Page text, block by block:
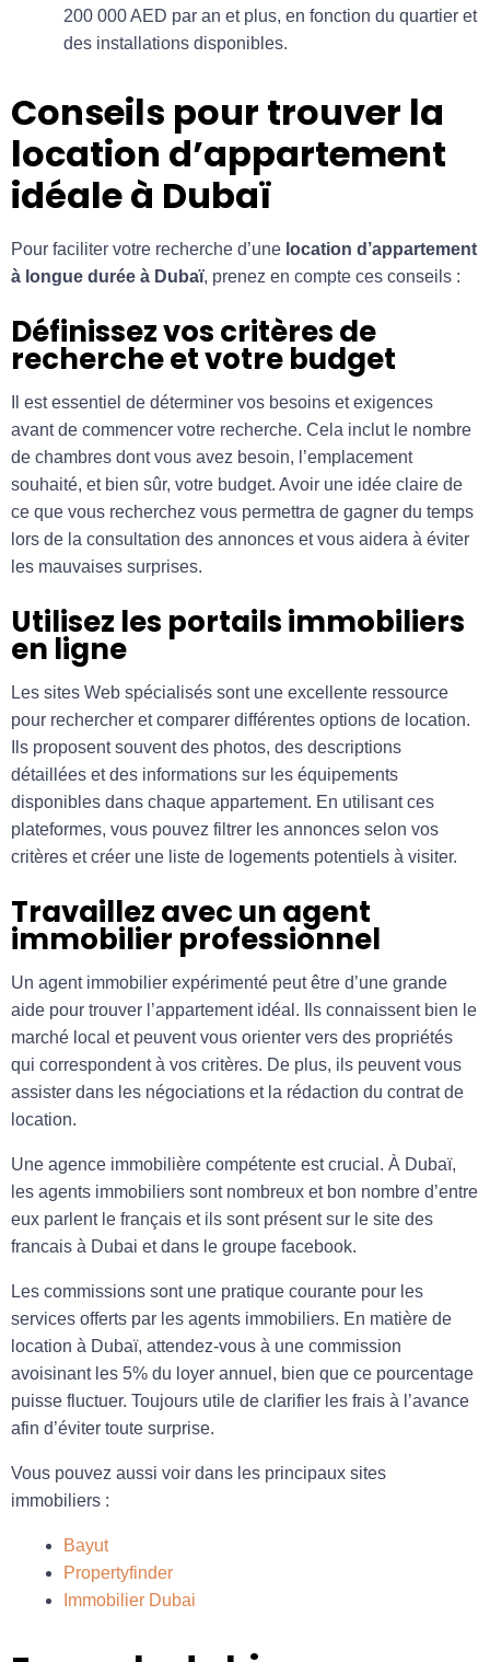
200 000 AED par an et plus, en fonction du quartier et
des installations disponibles.
Conseils pour trouver la
location d’appartement
idéale à Dubaï
Pour faciliter votre recherche d’une location d’appartement
à longue durée à Dubaï, prenez en compte ces conseils :
Définissez vos critères de
recherche et votre budget
Il est essentiel de déterminer vos besoins et exigences
avant de commencer votre recherche. Cela inclut le nombre
de chambres dont vous avez besoin, l’emplacement
souhaité, et bien sûr, votre budget. Avoir une idée claire de
ce que vous recherchez vous permettra de gagner du temps
lors de la consultation des annonces et vous aidera à éviter
les mauvaises surprises.
Utilisez les portails immobiliers
en ligne
Les sites Web spécialisés sont une excellente ressource
pour rechercher et comparer différentes options de location.
Ils proposent souvent des photos, des descriptions
détaillées et des informations sur les équipements
disponibles dans chaque appartement. En utilisant ces
plateformes, vous pouvez filtrer les annonces selon vos
critères et créer une liste de logements potentiels à visiter.
Travaillez avec un agent
immobilier professionnel
Un agent immobilier expérimenté peut être d’une grande
aide pour trouver l’appartement idéal. Ils connaissent bien le
marché local et peuvent vous orienter vers des propriétés
qui correspondent à vos critères. De plus, ils peuvent vous
assister dans les négociations et la rédaction du contrat de
location.
Une agence immobilière compétente est crucial. À Dubaï,
les agents immobiliers sont nombreux et bon nombre d’entre
eux parlent le français et ils sont présent sur le site des
francais à Dubai et dans le groupe facebook.
Les commissions sont une pratique courante pour les
services offerts par les agents immobiliers. En matière de
location à Dubaï, attendez-vous à une commission
avoisinant les 5% du loyer annuel, bien que ce pourcentage
puisse fluctuer. Toujours utile de clarifier les frais à l’avance
afin d’éviter toute surprise.
Vous pouvez aussi voir dans les principaux sites
immobiliers :
Bayut
Propertyfinder
Immobilier Dubai